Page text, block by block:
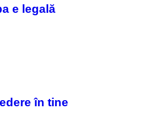
e legală
în tine